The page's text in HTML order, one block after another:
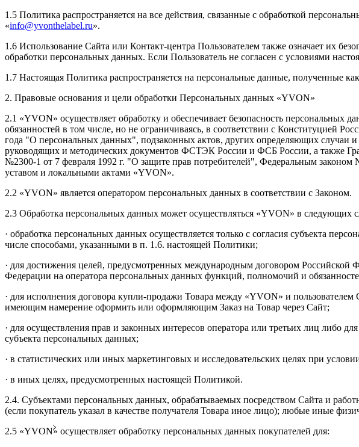
1.5 Политика распространяется на все действия, связанные с обработкой
«info@yvonthelabel.ru».
1.6 Использование Сайта или Контакт-центра Пользователем также означает их
обработки персональных данных. Если Пользователь не согласен с условиями
1.7 Настоящая Политика распространяется на персональные данные, полученные
2. Правовые основания и цели обработки Персональных данных «YVON»
2.1 «YVON» осуществляет обработку и обеспечивает безопасность
обязанностей в том числе, но не ограничиваясь, в соответствии с Конституцией
года "О персональных данных", подзаконных актов, других определяющих случаи
руководящих и методических документов ФСТЭК России и ФСБ России, а также
№2300-1 от 7 февраля 1992 г. "О защите прав потребителей", Федеральным
уставом и локальными актами «YVON».
2.2 «YVON» является оператором персональных данных в соответствии с Законом.
2.3 Обработка персональных данных может осуществляться «YVON» в следующих
· обработка персональных данных осуществляется только с согласия субъекта
числе способами, указанными в п. 1.6. настоящей Политики;
· для достижения целей, предусмотренных международным договором Российской
Федерации на оператора персональных данных функций, полномочий и
· для исполнения договора купли-продажи Товара между «YVON» и
имеющим намерение оформить или оформляющим Заказ на Товар через Сайт;
· для осуществления прав и законных интересов оператора или третьих лиц либо
субъекта персональных данных;
· в статистических или иных маркетинговых и исследовательских целях при
· в иных целях, предусмотренных настоящей Политикой.
2.4. Субъектами персональных данных, обрабатываемых посредством Сайта и
(если покупатель указал в качестве получателя Товара иное лицо); любые иные
2.5 «YVON» осуществляет обработку персональных данных покупателей для: